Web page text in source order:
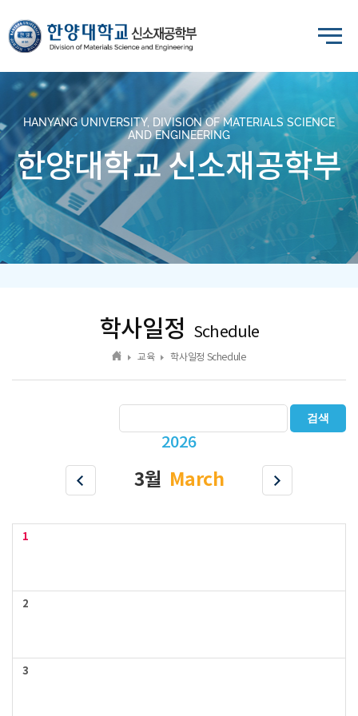
HANYANG UNIVERSITY, DIVISION OF MATERIALS SCIENCE
AND ENGINEERING
한양대학교 신소재공학부
학사일정 Schedule
교육 학사일정 Schedule
검색
2026
3월 March
1
2
3